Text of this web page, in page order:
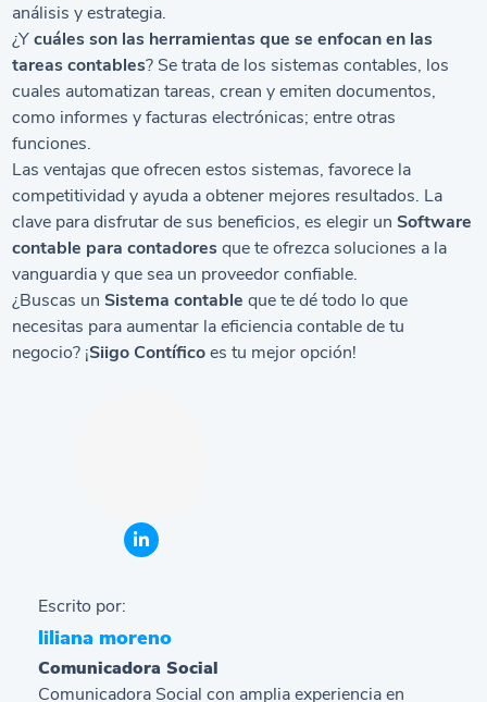
análisis y estrategia.
¿Ycuáles son las herramientas que se enfocan en las
tareas contables? Se trata de los sistemas contables, los
cuales automatizan tareas, crean y emiten documentos,
como informes y facturas electrónicas; entre otras
funciones.
Las ventajas que ofrecen estos sistemas, favorece la
competitividad y ayuda a obtener mejores resultados. La
clave para disfrutar de sus beneficios, es elegir unSoftware
contable para contadoresque te ofrezca soluciones a la
vanguardia y que sea un proveedor confiable.
¿Buscas unSistema contableque te dé todo lo que
necesitas para aumentar la eficiencia contable de tu
negocio? ¡Siigo Contíficoes tu mejor opción!
Escrito por:
liliana moreno
Comunicadora Social
Comunicadora Social con amplia experiencia en